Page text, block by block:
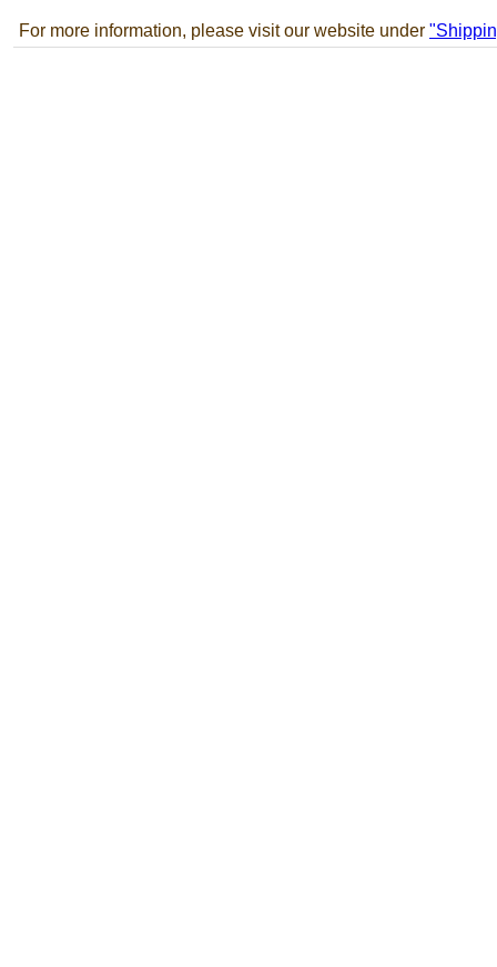
For more information, please visit our website under